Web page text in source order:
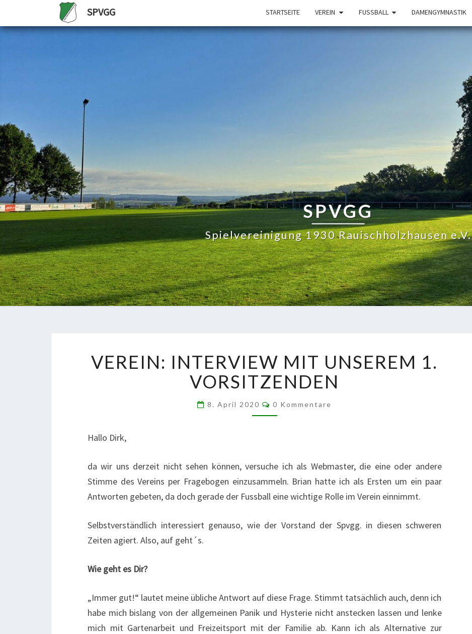
SPVGG STARTSEITE VEREIN FUSSBALL DAMENGYMNASTIK
SPVGG
Spielvereinigung 1930 Rauischholzhausen e.V.
INTERVIEW
MIT
UNSEREM
VORSITZENDEN
VEREIN: INTERVIEW MIT UNSEREM 1.
VORSITZENDEN
8. April 2020 Kommentare
0 Kommentare
Hallo Dirk,
da wir uns derzeit nicht sehen können, versuche ich als Webmaster, die eine oder andere
Stimme des Vereins per Fragebogen einzusammeln. Brian hatte ich als Ersten um ein paar
Antworten gebeten, da doch gerade der Fussball eine wichtige Rolle im Verein einnimmt.
Selbstverständlich interessiert genauso, wie der Vorstand der Spvgg. in diesen schweren
Zeiten agiert. Also, auf geht´s.
Wie geht es Dir?
„Immer gut!“ lautet meine übliche Antwort auf diese Frage. Stimmt tatsächlich auch, denn ich
habe mich bislang von der allgemeinen Panik und Hysterie nicht anstecken lassen und lenke
mich mit Gartenarbeit und Freizeitsport mit der Familie ab. Kann ich als Alternative zur